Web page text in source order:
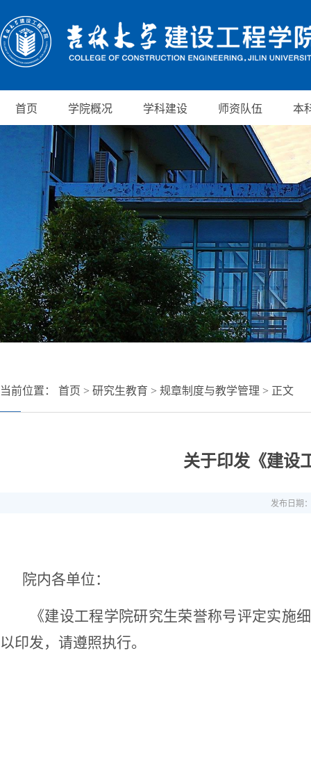
首页 学院概况 学科建设 师资队伍 本
当前位置： 首页 > 研究生教育 > 规章制度与教学管理 > 正文
关于印发《建设
发布日期
院内各单位：
《建设工程学院研究生荣誉称号评定实施
以印发，请遵照执行。